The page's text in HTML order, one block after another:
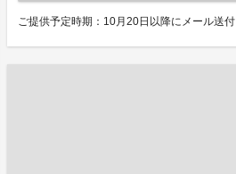
ご提供予定時期：10月20日以降にメール送付